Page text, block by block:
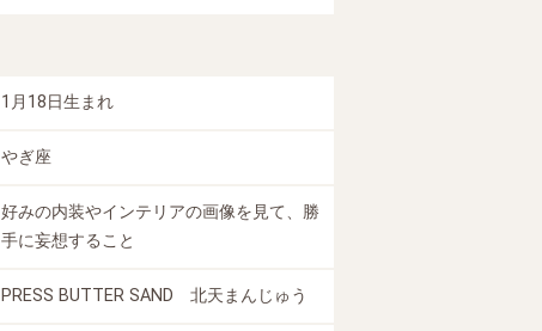
1月18日生まれ
やぎ座
好みの内装やインテリアの画像を見て、勝
手に妄想すること
PRESS BUTTER SAND 北天まんじゅう